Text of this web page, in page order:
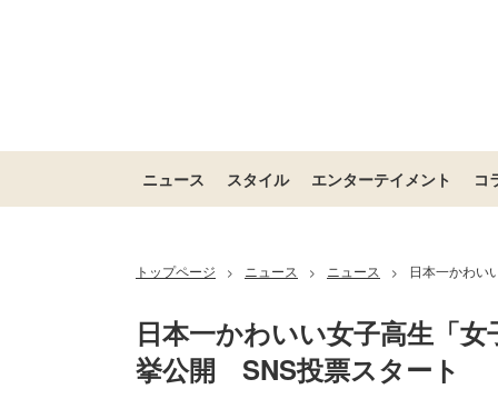
ニュース スタイル エンターテイメント コ
トップページ > ニュース > ニュース > 日本一かわい
日本一かわいい女子高生「
挙公開　SNS投票スタート